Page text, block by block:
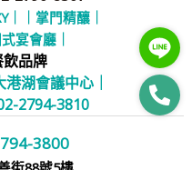
｜
｜掌門精釀｜
宴會廳｜
品牌
港湖會議中心｜
2794-3810
3800